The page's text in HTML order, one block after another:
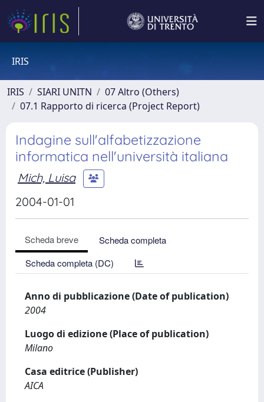
IRIS
IRIS SIARI UNITN
07 Altro (Others)
07.1 Rapporto di ricerca (Project Report)
Indagine sull'alfabetizzazione
informatica nell'università italiana
Mich, Luisa
2004-01-01
Scheda breve
Scheda completa
Scheda completa (DC)
Anno di pubblicazione (Date of publication)
2004
Luogo di edizione (Place of publication)
Milano
Casa editrice (Publisher)
AICA